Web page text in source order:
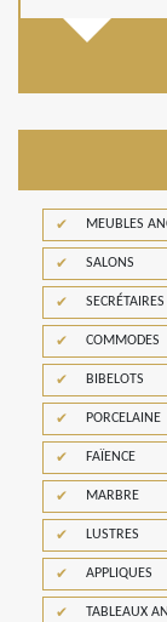
MEUBLES
SALONS
SECRÉTAIRES
COMMODES
BIBELOTS
PORCELAINE
FAÏENCE
MARBRE
LUSTRES
APPLIQUES
TABLEAUX